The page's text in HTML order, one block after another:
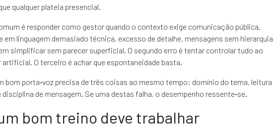
qualquer plateia presencial.
é responder como gestor quando o contexto exige comunicação pública.
em linguagem demasiado técnica, excesso de detalhe, mensagens sem hierarquia
simplificar sem parecer superficial. O segundo erro é tentar controlar tudo ao
artificial. O terceiro é achar que espontaneidade basta.
bom porta‑voz precisa de três coisas ao mesmo tempo: domínio do tema, leitura
de mensagem. Se uma destas falha, o desempenho ressente‑se.
bom treino deve trabalhar